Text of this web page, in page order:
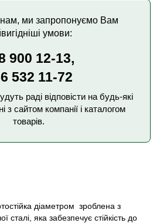
ми запропонуємо Вам
умови:
900 12-13,
532 11-72
раді відповісти на будь-які
з сайтом компанії і каталогом
товарів.
діаметром зроблена з
сталі, яка забезпечує стійкість до